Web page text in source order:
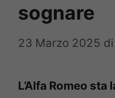
sognare
23 Marzo 2025 di
L’Alfa Romeo